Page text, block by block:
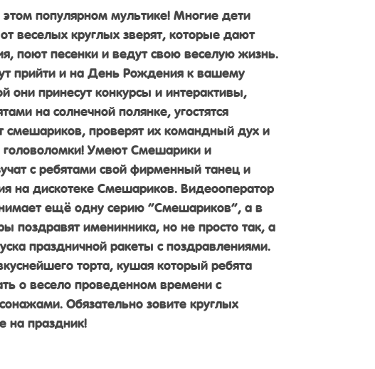
популярном мультике! Многие дети
веселых круглых зверят, которые дают
поют песенки и ведут свою веселую жизнь.
прийти и на День Рождения к вашему
они принесут конкурсы и интерактивы,
на солнечной полянке, угостятся
смешариков, проверят их командный дух и
Умеют Смешарики и
с ребятами свой фирменный танец и
на дискотеке Смешариков. Видеооператор
ещё одну серию “Смешариков”, а в
поздравят именинника, но не просто так, а
праздничной ракеты с поздравлениями.
торта, кушая который ребята
о весело проведенном времени с
Обязательно зовите круглых
праздник!